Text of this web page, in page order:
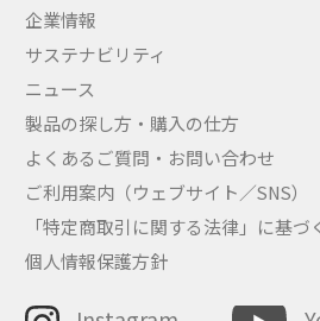
企業情報
サステナビリティ
ニュース
製品の探し方・購入の仕方
よくあるご質問・お問い合わせ
ご利用案内（ウェブサイト／SNS）
「特定商取引に関する法律」に基づ
個人情報保護方針